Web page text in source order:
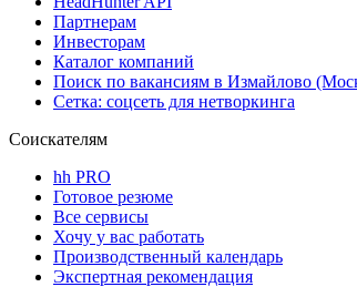
Партнерам
Инвесторам
Каталог компаний
Поиск по вакансиям в Измайлово
Сетка: соцсеть для нетворкинга
Соискателям
hh PRO
Готовое резюме
Все сервисы
Хочу у вас работать
Производственный календарь
Экспертная рекомендация